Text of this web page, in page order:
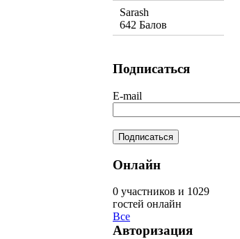
Sarash
642 Балов
Подписаться
E-mail
Онлайн
0 участников и 1029
гостей онлайн
Все
Авторизация